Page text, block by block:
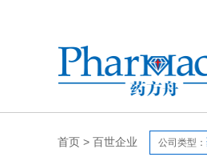
首页 > 百世企业 公司类型：